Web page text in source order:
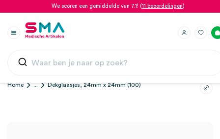
We scoren een gemiddelde van 7.1! (11 beoordelingen)
Home ... Dekglaasjes, 24mm x 24mm (100)